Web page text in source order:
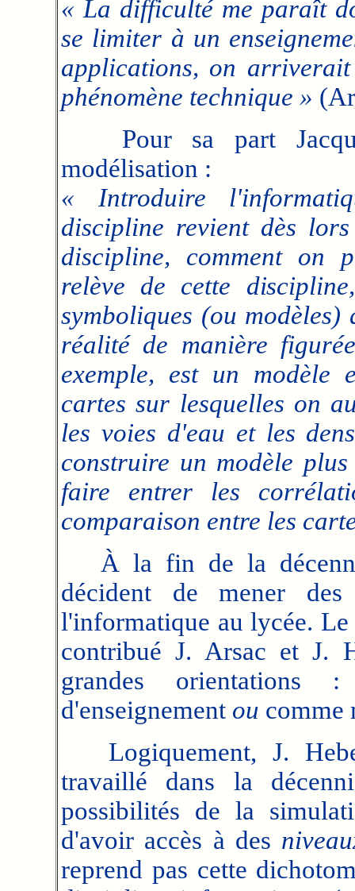
« La difficulté me paraît
se limiter à un
applications, on
phénomène technique »
Pour sa part
modélisation :
« Introduire
discipline revient dès
discipline, comment on
relève de cette
symboliques (ou
réalité de manière
exemple, est un modèle
cartes sur lesquelles on
les voies d'eau et les
construire un modèle
faire entrer les
comparaison entre les
À la fin de la
décident de mener
l'informatique au lycée.
contribué J. Arsac et J.
grandes orientations
d'enseignement ou comme
Logiquement, J.
travaillé dans la
possibilités de la
d'avoir accès à des
reprend pas cette